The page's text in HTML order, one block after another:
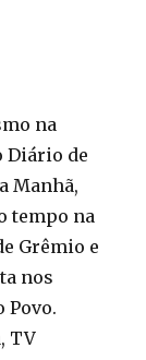
na
Diário de
Manhã,
tempo na
Grêmio e
nos
Povo.
TV